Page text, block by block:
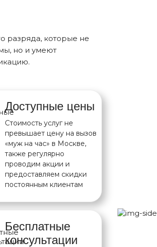
разряда, которые не
но и умеют
Доступные цены
Стоимость услуг не
превышает цену на вызов
«муж на час» в Москве,
также регулярно
проводим акции и
предоставляем скидки
постоянным клиентам
Бесплатные
консультации